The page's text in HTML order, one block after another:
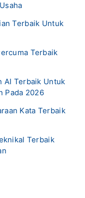
Terbaik Untuk
Terbaik
AI Terbaik Untuk
Pada 2026
Kata Terbaik
Terbaik